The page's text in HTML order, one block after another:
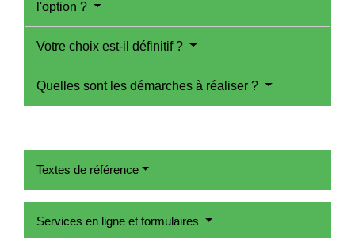
l'option ?
Votre choix est-il définitif ?
Quelles sont les démarches à réaliser ?
Textes de référence
Services en ligne et formulaires